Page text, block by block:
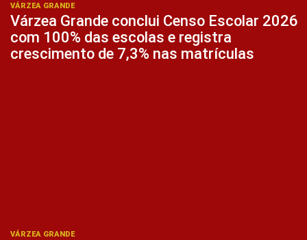
VÁRZEA GRANDE
Várzea Grande conclui Censo Escolar 2026
com 100% das escolas e registra
crescimento de 7,3% nas matrículas
VÁRZEA GRANDE